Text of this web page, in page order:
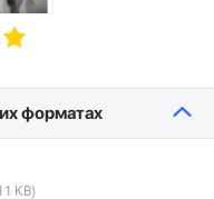
форматах
KB)